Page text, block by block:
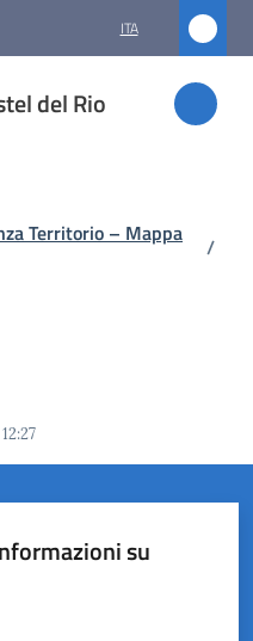
ITA
del Rio
Territorio – Mappa
/
su